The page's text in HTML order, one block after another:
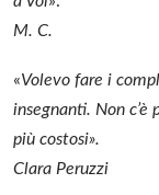
M. C.
«Volevo fare i
insegnanti. Non
più costosi».
Clara Peruzzi